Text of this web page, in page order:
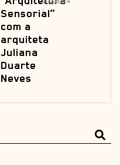
Sensorial”
com a
arquiteta
Juliana
Duarte
Neves
2024
-
2024